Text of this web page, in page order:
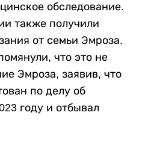
обследование.
также получили
от семьи Эмроза.
что это не
Эмроза, заявив, что
по делу об
году и отбывал